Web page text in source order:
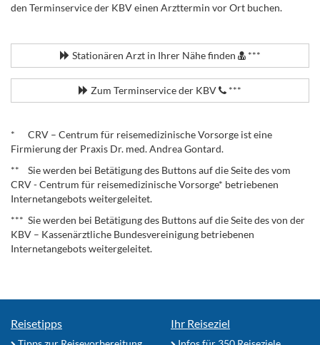
den Terminservice der KBV einen Arzttermin vor Ort buchen.
Stationären Arzt in Ihrer Nähe finden ***
Zum Terminservice der KBV ***
* CRV – Centrum für reisemedizinische Vorsorge ist eine
Firmierung der Praxis Dr. med. Andrea Gontard.
** Sie werden bei Betätigung des Buttons auf die Seite des vom
CRV - Centrum für reisemedizinische Vorsorge* betriebenen
Internetangebots weitergeleitet.
*** Sie werden bei Betätigung des Buttons auf die Seite des von der
KBV – Kassenärztliche Bundesvereinigung betriebenen
Internetangebots weitergeleitet.
Reisetipps Ihr Reiseziel